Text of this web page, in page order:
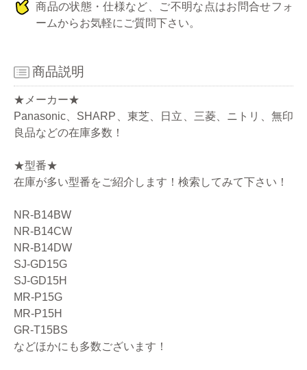
商品の状態・仕様など、ご不明な点はお問合せフォ
ームからお気軽にご質問下さい。
商品説明
★メーカー★
Panasonic、SHARP、東芝、日立、三菱、ニトリ、無印
良品などの在庫多数！
★型番★
在庫が多い型番をご紹介します！検索してみて下さい！
NR-B14BW
NR-B14CW
NR-B14DW
SJ-GD15G
SJ-GD15H
MR-P15G
MR-P15H
GR-T15BS
などほかにも多数ございます！